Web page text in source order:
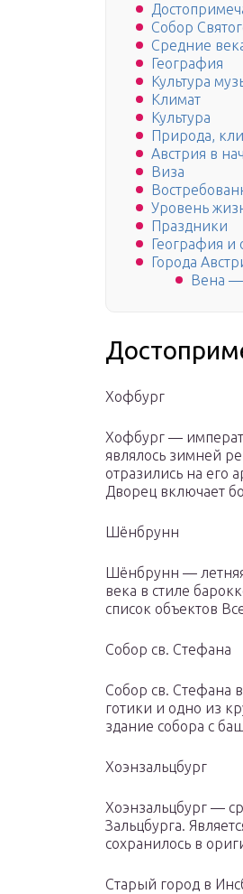
Собор
Средние
География
Культура
Климат
Культура
Природа,
Австрия в
Виза
Уровень
Праздники
География и
Города
Вена —
Хофбург
Хофбург —
являлось зимней
отразились на его
Дворец включает
Шёнбрунн
Шёнбрунн —
века в стиле
список объектов
Собор св. Стефана
Собор св. Стефана
готики и одно из
здание собора с
Хоэнзальцбург
Хоэнзальцбург —
Зальцбурга.
сохранилось в
Старый город в